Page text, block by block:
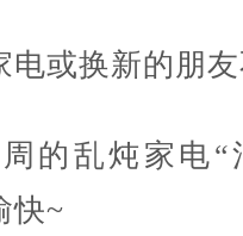
或换新的朋友
乱炖家电“
快~